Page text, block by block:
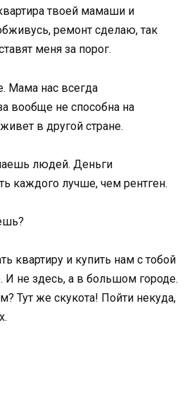
твоей мамаши и
ремонт сделаю, так
меня за порог.
Мама нас всегда
вообще не способна на
в другой стране.
людей. Деньги
каждого лучше, чем рентген.
квартиру и купить нам с тобой
И не здесь, а в большом городе.
Тут же скукота! Пойти некуда,